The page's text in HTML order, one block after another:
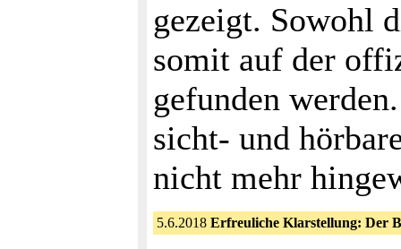
gezeigt. Sowohl
somit auf der
gefunden
sicht- und
nicht mehr
5.6.2018 Erfreuliche Klarstellung: Der